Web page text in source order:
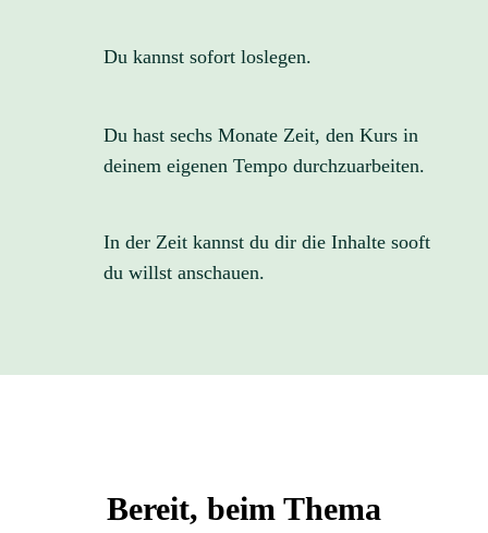
Du kannst sofort loslegen.
Du hast sechs Monate Zeit, den Kurs in
deinem eigenen Tempo durchzuarbeiten.
In der Zeit kannst du dir die Inhalte sooft
du willst anschauen.
Bereit, beim Thema